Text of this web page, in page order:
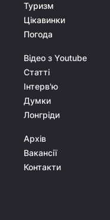
Туризм
Цікавинки
Погода
Відео з Youtube
Статті
Інтерв'ю
Думки
Лонгріди
Архів
Вакансії
Контакти